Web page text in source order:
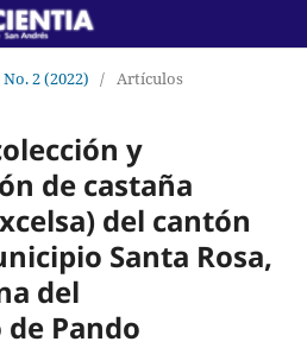
2 (2022) / Artículos
y
de castaña
del cantón
Santa Rosa,
del
Pando